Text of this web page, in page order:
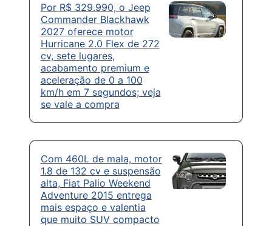
Por R$ 329.990, o Jeep
Commander Blackhawk
2027 oferece motor
Hurricane 2.0 Flex de 272
cv, sete lugares,
acabamento premium e
aceleração de 0 a 100
km/h em 7 segundos; veja
se vale a compra
Com 460L de mala, motor
1.8 de 132 cv e suspensão
alta, Fiat Palio Weekend
Adventure 2015 entrega
mais espaço e valentia
que muito SUV compacto